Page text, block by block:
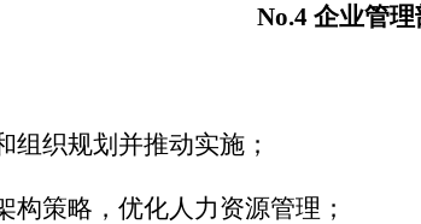
No.4 企业管
组织规划并推动实施；
策略，优化人力资源管理；